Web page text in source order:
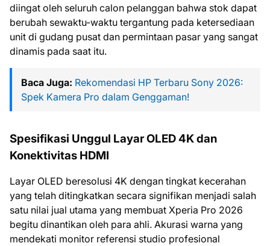
diingat oleh seluruh calon pelanggan bahwa stok dapat
berubah sewaktu-waktu tergantung pada ketersediaan
unit di gudang pusat dan permintaan pasar yang sangat
dinamis pada saat itu.
Baca Juga: Rekomendasi HP Terbaru Sony 2026:
Spek Kamera Pro dalam Genggaman!
Spesifikasi Unggul Layar OLED 4K dan
Konektivitas HDMI
Layar OLED beresolusi 4K dengan tingkat kecerahan
yang telah ditingkatkan secara signifikan menjadi salah
satu nilai jual utama yang membuat Xperia Pro 2026
begitu dinantikan oleh para ahli. Akurasi warna yang
mendekati monitor referensi studio profesional